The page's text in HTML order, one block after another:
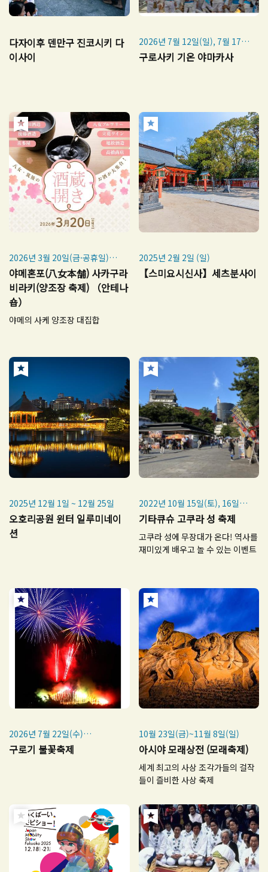
다자이후 덴만구 진코시키 다
이사이
2026년 7월 12일(일), 7월 17일
(금)~7월 20일(월·공휴일)
구로사키 기온 야마카사
2026년 3월 20일(금·공휴일)
12:30~17:30
야메혼포(八女本舗) 사카구라
비라키(양조장 축제) （안테나
숍）
야메의 사케 양조장 대집합
2025년 2월 2일 (일)
【스미요시신사】세츠분사이
2025년 12월 1일 ~ 12월 25일
오호리공원 윈터 일루미네이
션
2022년 10월 15일(토), 16일
(일)
기타큐슈 고쿠라 성 축제
고쿠라 성에 무장대가 온다! 역사를
재미있게 배우고 놀 수 있는 이벤트
2026년 7월 22일(수)
※매년 7월 22일 개최
구로기 불꽃축제
10월 23일(금)~11월 8일(일)
아시야 모래상전 (모래축제)
세계 최고의 사상 조각가들의 걸작
들이 즐비한 사상 축제